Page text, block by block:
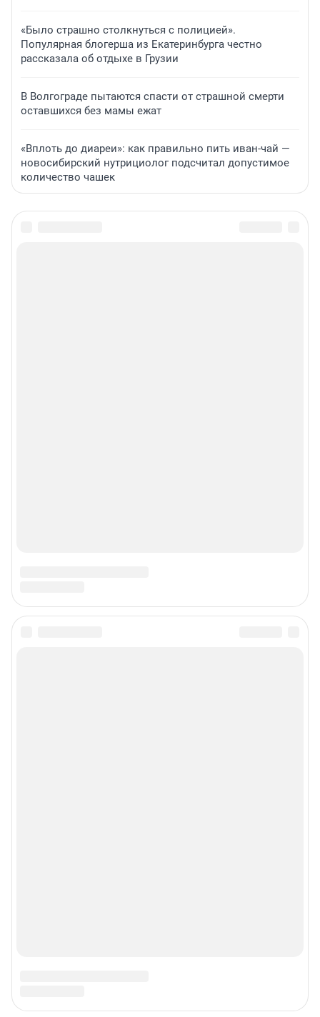
«Было страшно столкнуться с полицией».
Популярная блогерша из Екатеринбурга честно
рассказала об отдыхе в Грузии
В Волгограде пытаются спасти от страшной смерти
оставшихся без мамы ежат
«Вплоть до диареи»: как правильно пить иван-чай —
новосибирский нутрициолог подсчитал допустимое
количество чашек